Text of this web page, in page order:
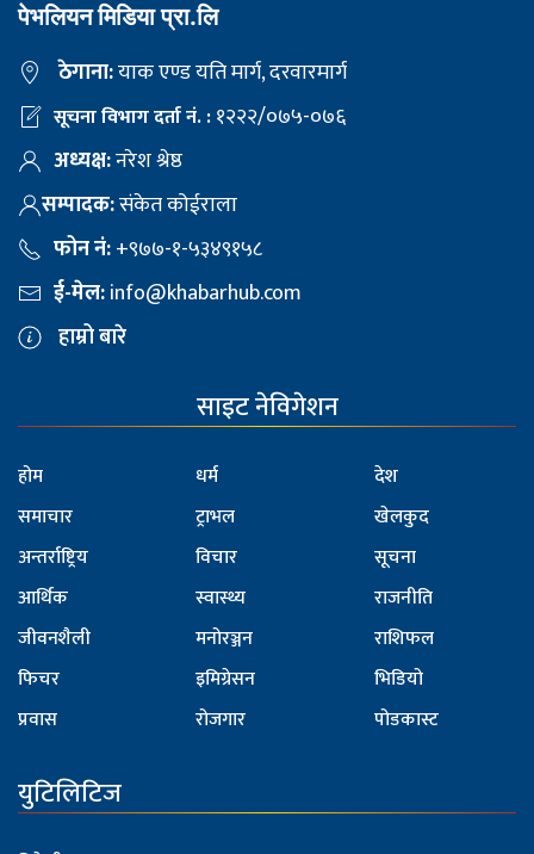
पेभलियन मिडिया प्रा.लि
ठेगाना:याक एण्ड यति मार्ग, दरवारमार्ग
सूचना विभाग दर्ता नं. :१२२२/०७५-०७६
अध्यक्ष:नरेश श्रेष्ठ
सम्पादक:संकेत कोईराला
फोन नं:+९७७-१-५३४९१५८
ई-मेल:info@khabarhub.com
हाम्रो बारे
साइट नेविगेशन
होम
समाचार
अन्तर्राष्ट्रिय
आर्थिक
जीवनशैली
फिचर
प्रवास
धर्म
ट्राभल
विचार
स्वास्थ्य
मनोरञ्जन
इमिग्रेसन
रोजगार
देश
खेलकुद
सूचना
राजनीति
राशिफल
भिडियो
पोडकास्ट
युटिलिटिज